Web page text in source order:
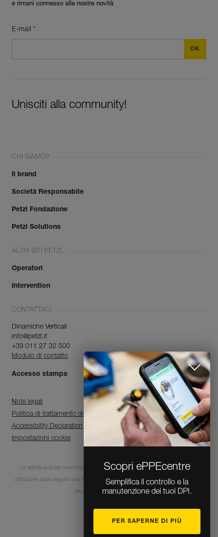
Scopri ePPEcentre
Semplifica il controllo e la
manutenzione dei tuoi DPI.
PER SAPERNE DI PIÙ
e rimani connesso alle nostre novità
E-mail *
Unisciti alla community!
CHI SIAMO?
Il brand
Società Responsabile
Petzl Fondazione
Petzl Solutions
ALTRI SITI PETZL
Operatori
Intervention
CONTATTACI
Dinamiche Verticali
info@petzl.it
+39 011 27 32 500
Modulo di contatto
Accesso stampa
Note legali
Politica di trattamento dei dati personali e di gestione dei cookie
Accessibility Declaration
Impostazioni cookie
Le attività indicate sono intrinsecamente pericolose. È indispensabile che ogni
utilizzatore abbia seguito una formazione e disponga delle competenze per l’utilizzo
dei dispositivi in queste attività.
© 1995-2026 Petzl